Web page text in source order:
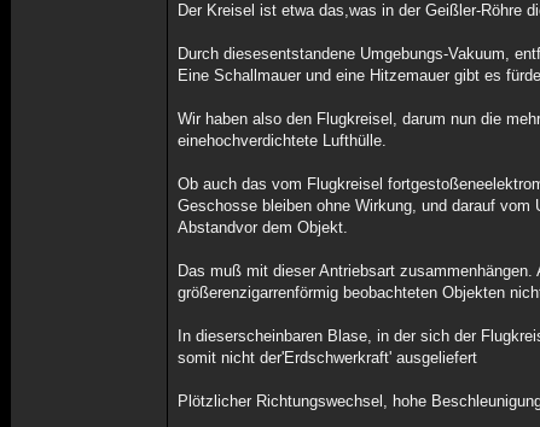
Der Kreisel ist etwa das,was in der Geißler-Röhre
Durch diesesentstandene Umgebungs-Vakuum,
Eine Schallmauer und eine Hitzemauer gibt es
Wir haben also den Flugkreisel, darum nun die
einehochverdichtete Lufthülle.
Ob auch das vom Flugkreisel
Geschosse bleiben ohne Wirkung, und darauf
Abstandvor dem Objekt.
Das muß mit dieser Antriebsart
größerenzigarrenförmig beobachteten Objekten
In dieserscheinbaren Blase, in der sich der
somit nicht der'Erdschwerkraft' ausgeliefert
Plötzlicher Richtungswechsel, hohe